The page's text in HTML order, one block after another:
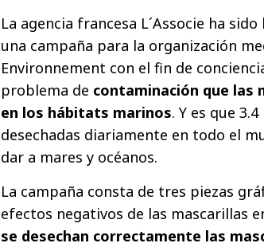
La agencia francesa L´Associe ha
una campaña para la organización
Environnement con el fin de
problema de contaminación que las
en los hábitats marinos. Y es que
desechadas diariamente en todo el
dar a mares y océanos.
La campaña consta de tres piezas
efectos negativos de las mascarillas
se desechan correctamente las